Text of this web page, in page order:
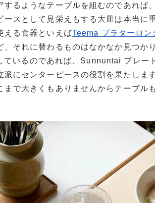
するようなテーブルを組むのであれば
ースとして見栄えもする大皿は本当に
える食器といえばTeema プラターロン
、それに替わるものはなかなか見つか
ているのであれば、Sunnuntai プレー
派にセンターピースの役割を果たしま
まで大きくもありませんからテーブル